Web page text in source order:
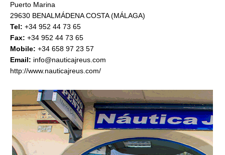
Puerto Marina
29630 BENALMÁDENA COSTA (MÁLAGA)
Tel: +34 952 44 73 65
Fax: +34 952 44 73 65
Mobile: +34 658 97 23 57
Email: info@nauticajreus.com
http://www.nauticajreus.com/